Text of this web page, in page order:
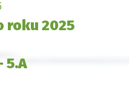
roku 2025
5.A